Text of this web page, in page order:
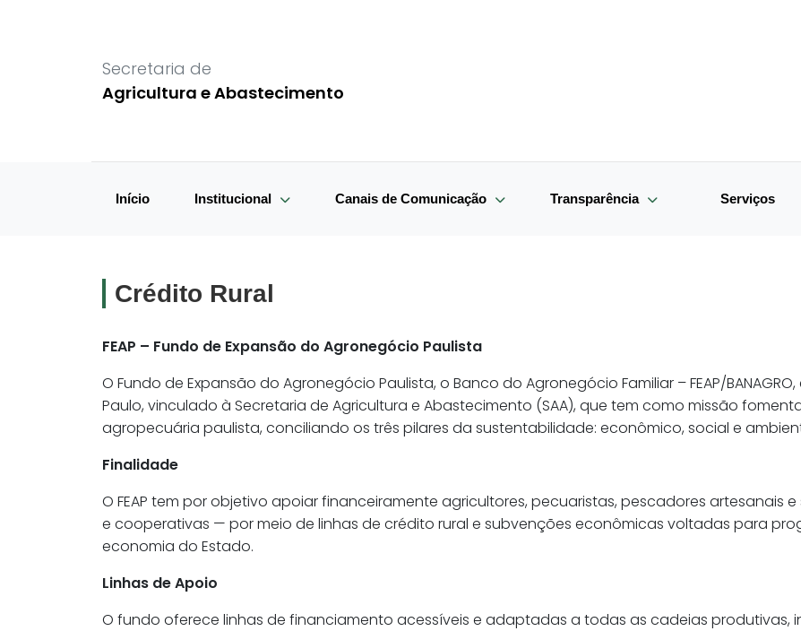
Secretaria de
Agricultura e Abastecimento
Início Institucional Canais de Comunicação Transparência Serviços
Crédito Rural
FEAP – Fundo de Expansão do Agronegócio Paulista
O Fundo de Expansão do Agronegócio Paulista, o Banco do Agronegócio Familiar – FEAP/
Paulo, vinculado à Secretaria de Agricultura e Abastecimento (SAA), que tem como missão
agropecuária paulista, conciliando os três pilares da sustentabilidade: econômico, social e
Finalidade
O FEAP tem por objetivo apoiar financeiramente agricultores, pecuaristas, pescadores
e cooperativas — por meio de linhas de crédito rural e subvenções econômicas voltadas para
economia do Estado.
Linhas de Apoio
O fundo oferece linhas de financiamento acessíveis e adaptadas a todas as cadeias produtivas,